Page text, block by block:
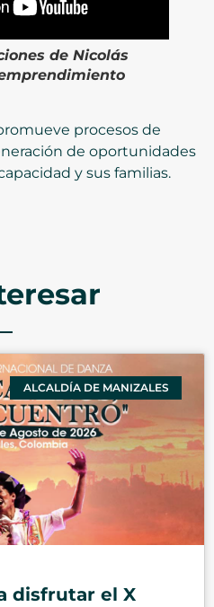
de Nicolás
procesos de
de oportunidades
y sus familias.
ALCALDÍA DE MANIZALES
disfrutar el X